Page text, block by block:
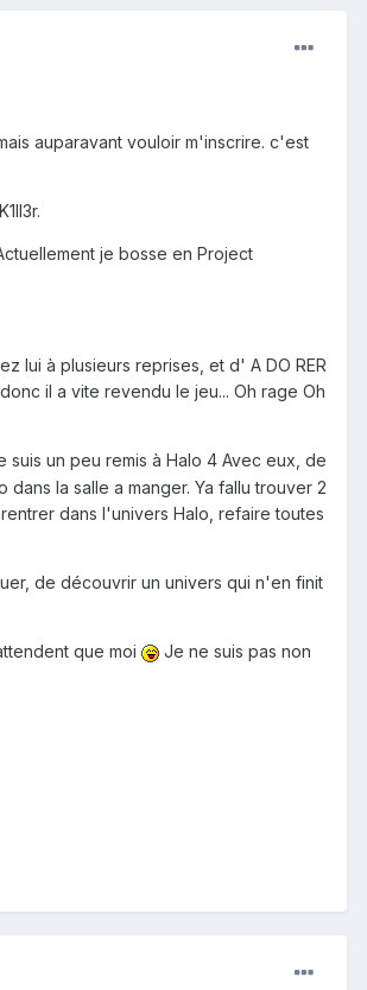
auparavant vouloir m'inscrire. c'est
je bosse en Project
lui à plusieurs reprises, et d' A DO RER
il a vite revendu le jeu... Oh rage Oh
suis un peu remis à Halo 4 Avec eux, de
la salle a manger. Ya fallu trouver 2
dans l'univers Halo, refaire toutes
de découvrir un univers qui n'en finit
que moi
Je ne suis pas non